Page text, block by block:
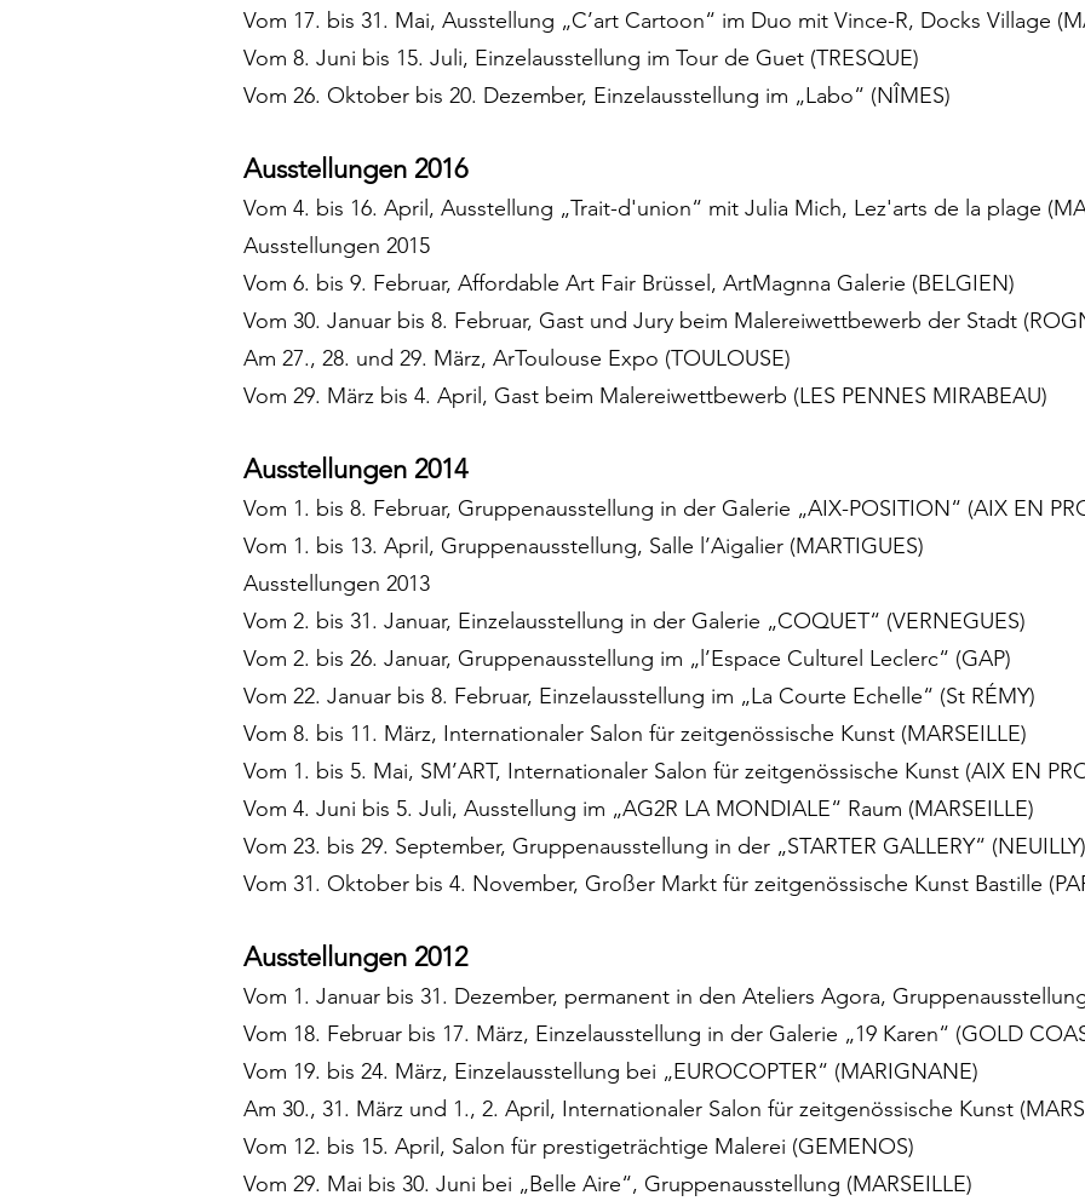
Vom 17. bis 31. Mai, Ausstellung „C’art Cartoon“ im Duo mit Vince-R, Docks Village
Vom 8. Juni bis 15. Juli, Einzelausstellung im Tour de Guet (TRESQUE)
Vom 26. Oktober bis 20. Dezember, Einzelausstellung im „Labo“ (NÎMES)
Ausstellungen 2016
Vom 4. bis 16. April, Ausstellung „Trait-d'union“ mit Julia Mich, Lez'arts de la plage
Ausstellungen 2015
Vom 6. bis 9. Februar, Affordable Art Fair Brüssel, ArtMagnna Galerie (BELGIEN)
Vom 30. Januar bis 8. Februar, Gast und Jury beim Malereiwettbewerb der Stadt
Am 27., 28. und 29. März, ArToulouse Expo (TOULOUSE)
Vom 29. März bis 4. April, Gast beim Malereiwettbewerb (LES PENNES MIRABEAU)
Ausstellungen 2014
Vom 1. bis 8. Februar, Gruppenausstellung in der Galerie „AIX-POSITION“ (AIX EN
Vom 1. bis 13. April, Gruppenausstellung, Salle l’Aigalier (MARTIGUES)
Ausstellungen 2013
Vom 2. bis 31. Januar, Einzelausstellung in der Galerie „COQUET“ (VERNEGUES)
Vom 2. bis 26. Januar, Gruppenausstellung im „l’Espace Culturel Leclerc“ (GAP)
Vom 22. Januar bis 8. Februar, Einzelausstellung im „La Courte Echelle“ (St RÉMY)
Vom 8. bis 11. März, Internationaler Salon für zeitgenössische Kunst (MARSEILLE)
Vom 1. bis 5. Mai, SM’ART, Internationaler Salon für zeitgenössische Kunst (AIX EN
Vom 4. Juni bis 5. Juli, Ausstellung im „AG2R LA MONDIALE“ Raum (MARSEILLE)
Vom 23. bis 29. September, Gruppenausstellung in der „STARTER GALLERY“ (NEUILLY)
Vom 31. Oktober bis 4. November, Großer Markt für zeitgenössische Kunst Bastille
Ausstellungen 2012
Vom 1. Januar bis 31. Dezember, permanent in den Ateliers Agora, Gruppenausstellung
Vom 18. Februar bis 17. März, Einzelausstellung in der Galerie „19 Karen“ (GOLD
Vom 19. bis 24. März, Einzelausstellung bei „EUROCOPTER“ (MARIGNANE)
Am 30., 31. März und 1., 2. April, Internationaler Salon für zeitgenössische Kunst
Vom 12. bis 15. April, Salon für prestigeträchtige Malerei (GEMENOS)
Vom 29. Mai bis 30. Juni bei „Belle Aire“, Gruppenausstellung (MARSEILLE)